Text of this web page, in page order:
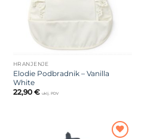
HRANJENJE
Elodie Podbradnik – Vanilla
White
22,90 € uklj. PDV